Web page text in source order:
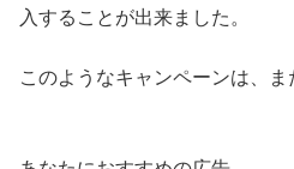
入することが出来ました。
このようなキャンペーンは、ま